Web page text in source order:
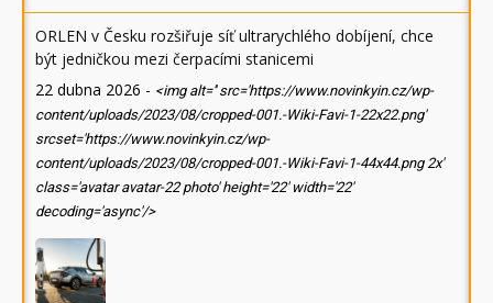
ORLEN v Česku rozšiřuje síť ultrarychlého dobíjení, chce
být jedničkou mezi čerpacími stanicemi
22 dubna 2026 - <img alt='' src='https://www.novinkyin.cz/wp-
content/uploads/2023/08/cropped-001.-Wiki-Favi-1-22x22.png'
srcset='https://www.novinkyin.cz/wp-
content/uploads/2023/08/cropped-001.-Wiki-Favi-1-44x44.png 2x'
class='avatar avatar-22 photo' height='22' width='22'
decoding='async'/>